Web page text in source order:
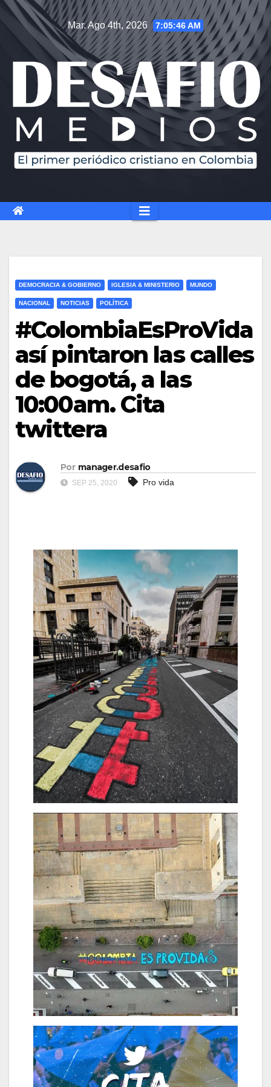
Saltar
contenido
Mar. Ago 4th, 2026 7:05:47 AM
DEMOCRACIA & GOBIERNO IGLESIA & MINISTERIO MUNDO
NACIONAL NOTICIAS POLÍTICA
#ColombiaEsProVida
así pintaron las calles
de bogotá, a las
10:00am. Cita
twittera
Por manager.desafio
SEP 25, 2020 Pro vida